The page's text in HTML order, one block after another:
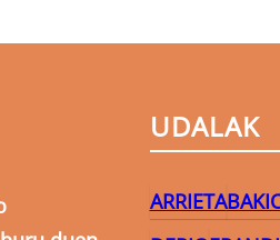
UDALAK
ARRIETA